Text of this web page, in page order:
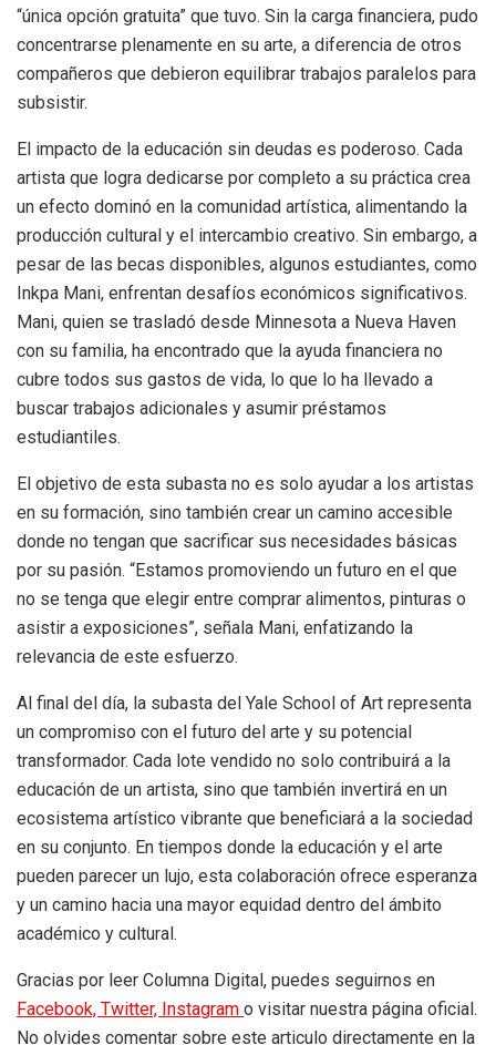
“única opción gratuita” que tuvo. Sin la carga financiera, pudo
concentrarse plenamente en su arte, a diferencia de otros
compañeros que debieron equilibrar trabajos paralelos para
subsistir.
El impacto de la educación sin deudas es poderoso. Cada
artista que logra dedicarse por completo a su práctica crea
un efecto dominó en la comunidad artística, alimentando la
producción cultural y el intercambio creativo. Sin embargo, a
pesar de las becas disponibles, algunos estudiantes, como
Inkpa Mani, enfrentan desafíos económicos significativos.
Mani, quien se trasladó desde Minnesota a Nueva Haven
con su familia, ha encontrado que la ayuda financiera no
cubre todos sus gastos de vida, lo que lo ha llevado a
buscar trabajos adicionales y asumir préstamos
estudiantiles.
El objetivo de esta subasta no es solo ayudar a los artistas
en su formación, sino también crear un camino accesible
donde no tengan que sacrificar sus necesidades básicas
por su pasión. “Estamos promoviendo un futuro en el que
no se tenga que elegir entre comprar alimentos, pinturas o
asistir a exposiciones”, señala Mani, enfatizando la
relevancia de este esfuerzo.
Al final del día, la subasta del Yale School of Art representa
un compromiso con el futuro del arte y su potencial
transformador. Cada lote vendido no solo contribuirá a la
educación de un artista, sino que también invertirá en un
ecosistema artístico vibrante que beneficiará a la sociedad
en su conjunto. En tiempos donde la educación y el arte
pueden parecer un lujo, esta colaboración ofrece esperanza
y un camino hacia una mayor equidad dentro del ámbito
académico y cultural.
Gracias por leer Columna Digital, puedes seguirnos en
Facebook, Twitter, Instagram o visitar nuestra página oficial.
No olvides comentar sobre este articulo directamente en la